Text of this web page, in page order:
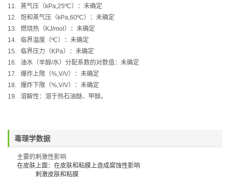
11.
蒸气压（ kPa,25ºC）：未确定
12. 饱和蒸气压（ kPa,60ºC）：未确定
13. 燃烧热（ KJ/mol ）：未确定
14.
临界温度（ºC）：未确定
15.
临界压力（ KPa）：未确定
16. 油水（辛醇/水）分配系数的对数值：未确定
17. 爆炸上限（%,V/V）：未确定
18. 爆炸下限（%,V/V）：未确定
19. 溶解性： 溶于热石油醚、甲醇。
毒理学数据
主要的刺激性影响
在皮肤上面：在皮肤和粘膜上造成腐蚀性影响
刺激皮肤和粘膜